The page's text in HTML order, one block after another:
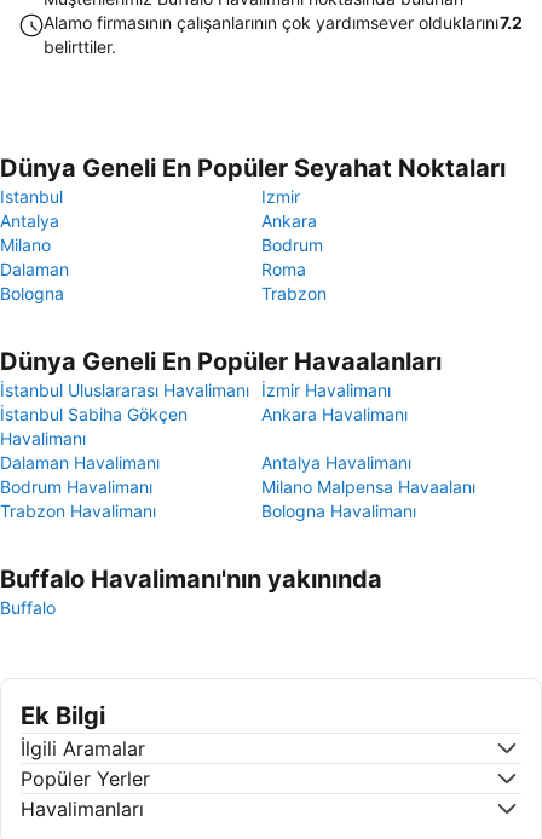
Alamo firmasının çalışanlarının çok yardımsever olduklarını
belirttiler.
7.2
Dünya Geneli En Popüler Seyahat Noktaları
Istanbul
Izmir
Antalya
Ankara
Milano
Bodrum
Dalaman
Roma
Bologna
Trabzon
Dünya Geneli En Popüler Havaalanları
İstanbul Uluslararası Havalimanı
İzmir Havalimanı
İstanbul Sabiha Gökçen
Havalimanı
Ankara Havalimanı
Dalaman Havalimanı
Antalya Havalimanı
Bodrum Havalimanı
Milano Malpensa Havaalanı
Trabzon Havalimanı
Bologna Havalimanı
Buffalo Havalimanı'nın yakınında
Buffalo
Ek Bilgi
İlgili Aramalar
Popüler Yerler
Havalimanları